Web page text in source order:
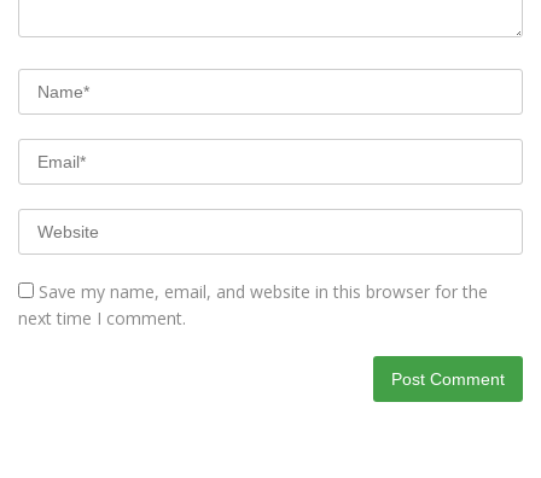
Save my name, email, and website in this browser for the
next time I comment.